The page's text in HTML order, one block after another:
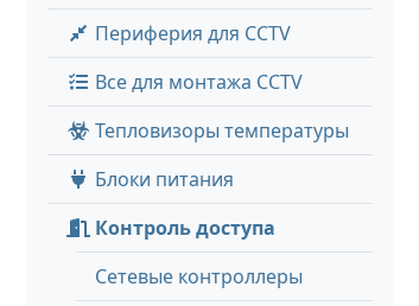
Периферия для CCTV
Все для монтажа CCTV
Тепловизоры температуры
Блоки питания
Контроль доступа
Сетевые контроллеры